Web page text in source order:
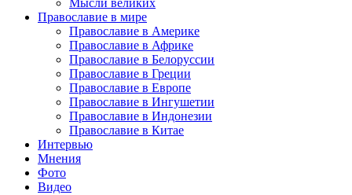
Мысли великих
Православие в мире
Православие в Америке
Православие в Африке
Православие в Белоруссии
Православие в Греции
Православие в Европе
Православие в Ингушетии
Православие в Индонезии
Православие в Китае
Интервью
Мнения
Фото
Видео